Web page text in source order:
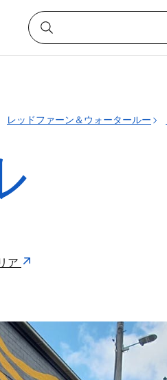
レッドファーン＆ウォータールー
ア